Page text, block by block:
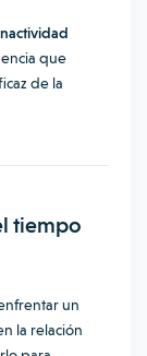
que
de la
tiempo
un
la relación